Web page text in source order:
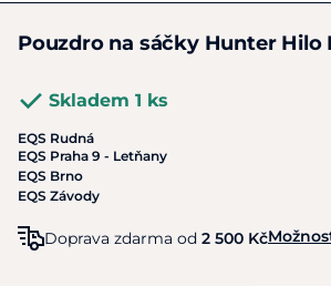
Pouzdro na sáčky Hunter Hilo
Skladem 1 ks
EQS Rudná
EQS Praha 9 - Letňany
EQS Brno
EQS Závody
Doprava zdarma od 2 500 Kč